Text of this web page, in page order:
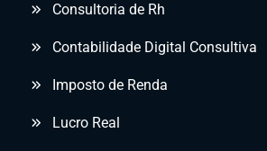
Consultoria de Rh
Contabilidade Digital Consultiva
Imposto de Renda
Lucro Real